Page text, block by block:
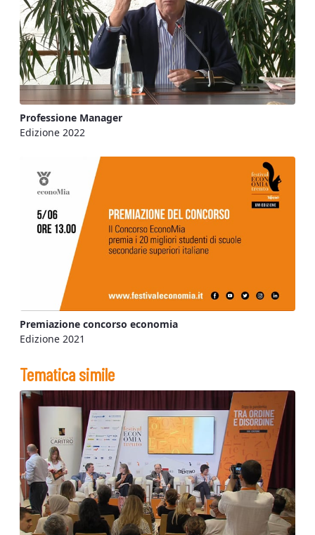
Professione Manager
Edizione 2022
Premiazione concorso economia
Edizione 2021
Tematica simile